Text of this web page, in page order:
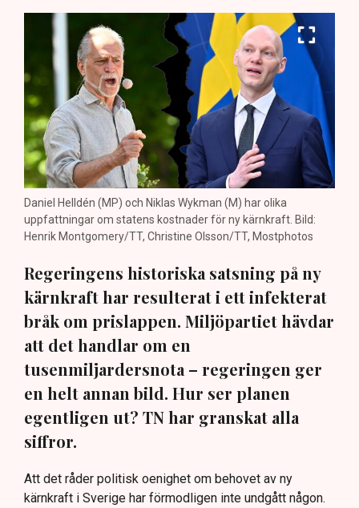
Daniel Helldén (MP) och Niklas Wykman (M) har olika
uppfattningar om statens kostnader för ny kärnkraft. Bild:
Henrik Montgomery/TT, Christine Olsson/TT, Mostphotos
Regeringens historiska satsning på ny
kärnkraft har resulterat i ett infekterat
bråk om prislappen. Miljöpartiet hävdar
att det handlar om en
tusenmiljardersnota – regeringen ger
en helt annan bild. Hur ser planen
egentligen ut? TN har granskat alla
siffror.
Att det råder politisk oenighet om behovet av ny
kärnkraft i Sverige har förmodligen inte undgått någon.